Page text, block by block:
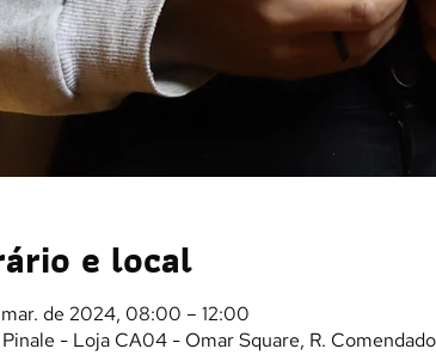
e local
de 2024, 08:00 – 12:00
- Loja CA04 - Omar Square, R.